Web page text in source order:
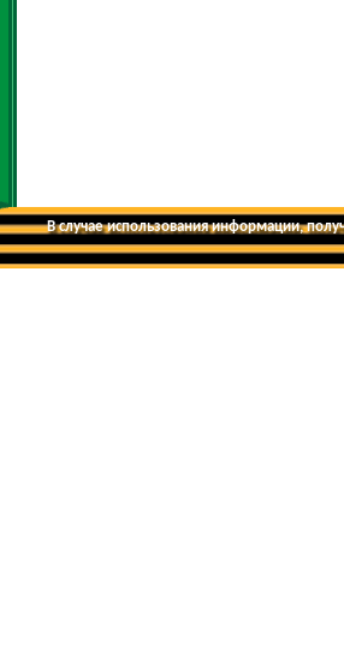
В случае использования информации,